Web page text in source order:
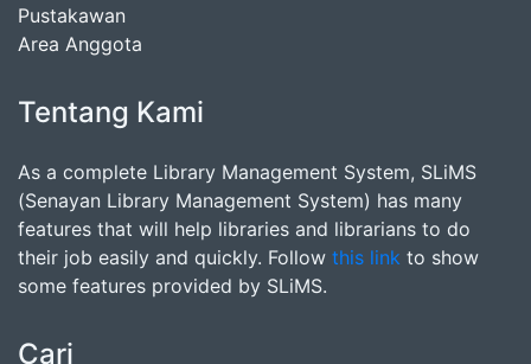
Pustakawan
Area Anggota
Tentang Kami
As a complete Library Management System, SLiMS
(Senayan Library Management System) has many
features that will help libraries and librarians to do
their job easily and quickly. Follow this link to show
some features provided by SLiMS.
Cari